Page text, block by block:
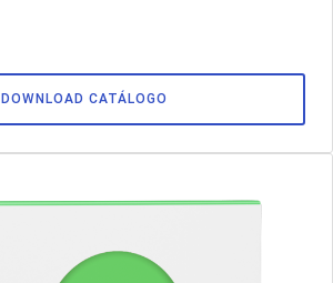
DOWNLOAD CATÁLOGO